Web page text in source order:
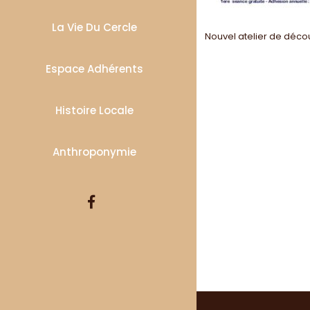
La Vie Du Cercle
Espace Adhérents
Histoire Locale
Anthroponymie
Nouvel atelier de